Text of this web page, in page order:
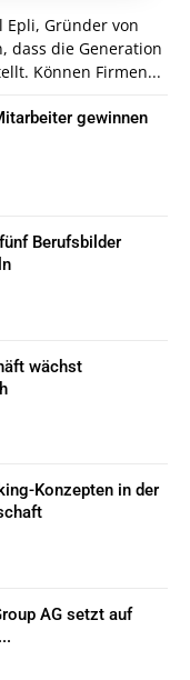
Epli, Gründer von
dass die Generation
Können Firmen...
gewinnen
Berufsbilder
wächst
Konzepten in der
AG setzt auf